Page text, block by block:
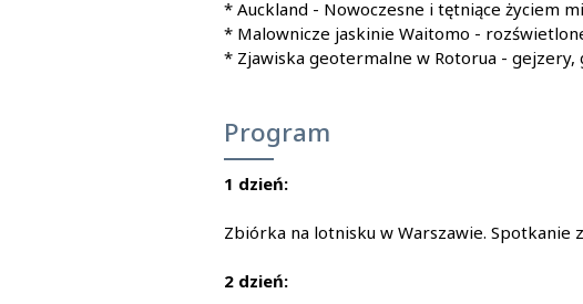
* Auckland - Nowoczesne i tętniące życiem
* Malownicze jaskinie Waitomo -
* Zjawiska geotermalne w Rotorua -
Program
1 dzień:
Zbiórka na lotnisku w Warszawie.
2 dzień: